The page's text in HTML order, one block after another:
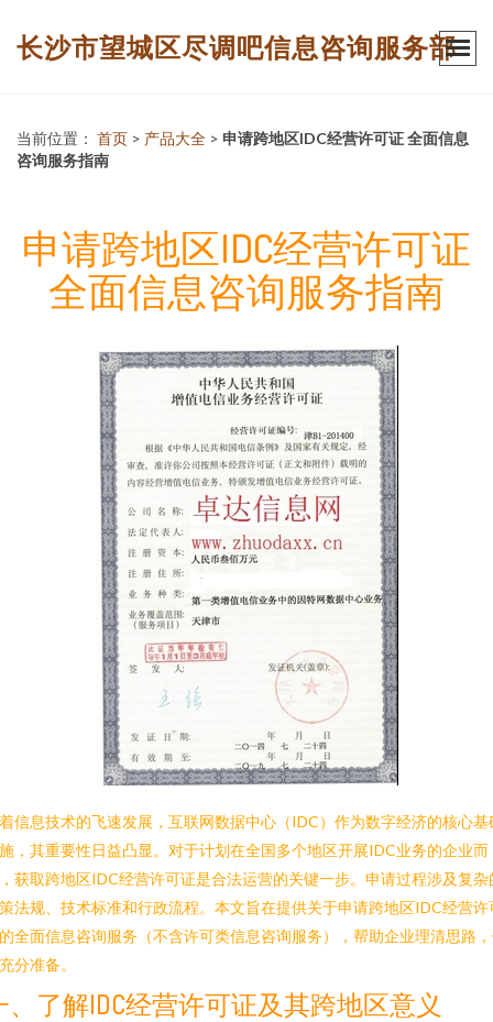
长沙市望城区尽调吧信息咨询服务部
当前位置： 首页 > 产品大全 > 申请跨地区IDC经营许可证 全面信息
咨询服务指南
申请跨地区IDC经营许可证
全面信息咨询服务指南
信息技术的飞速发展，互联网数据中心（IDC）作为数字经济的核心基
，其重要性日益凸显。对于计划在全国多个地区开展IDC业务的企业而
获取跨地区IDC经营许可证是合法运营的关键一步。申请过程涉及复杂
法规、技术标准和行政流程。本文旨在提供关于申请跨地区IDC经营许
全面信息咨询服务（不含许可类信息咨询服务），帮助企业理清思路
分准备。
、了解IDC经营许可证及其跨地区意义